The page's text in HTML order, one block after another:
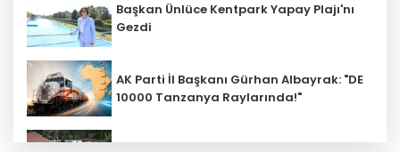
Başkan Ünlüce Kentpark Yapay Plajı'nı
Gezdi
AK Parti İl Başkanı Gürhan Albayrak: "DE
10000 Tanzanya Raylarında!"